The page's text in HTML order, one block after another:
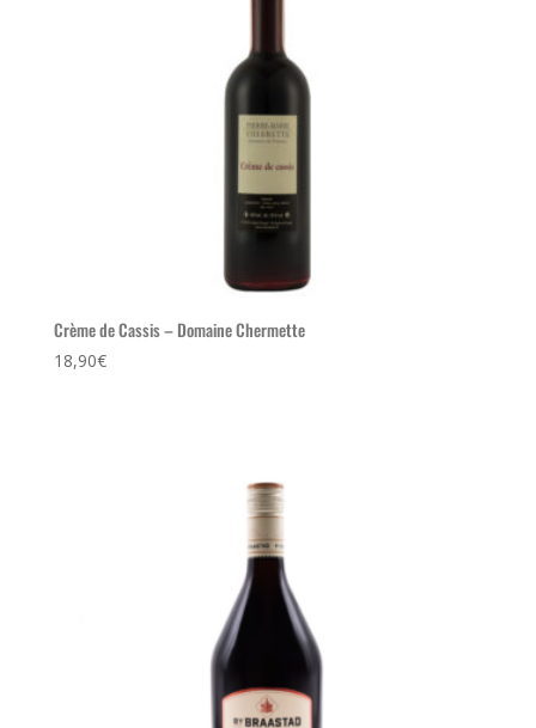
Crème de Cassis – Domaine Chermette
18,90€